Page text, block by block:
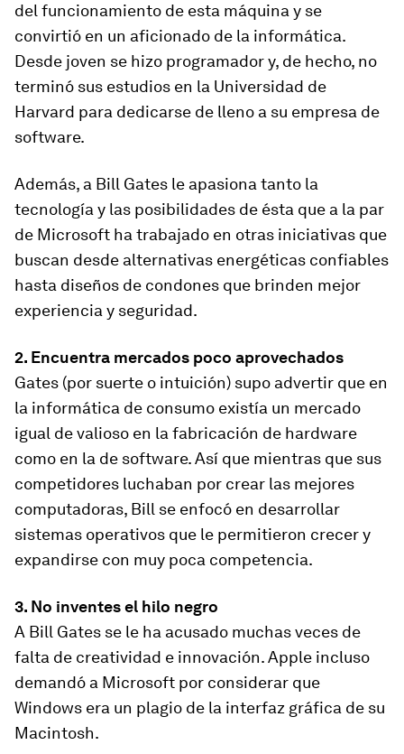
del funcionamiento de esta máquina y se
convirtió en un aficionado de la informática.
Desde joven se hizo programador y, de hecho, no
terminó sus estudios en la Universidad de
Harvard para dedicarse de lleno a su empresa de
software.
Además, a Bill Gates le apasiona tanto la
tecnología y las posibilidades de ésta que a la par
de Microsoft ha trabajado en otras iniciativas que
buscan desde alternativas energéticas confiables
hasta diseños de condones que brinden mejor
experiencia y seguridad.
2. Encuentra mercados poco aprovechados
Gates (por suerte o intuición) supo advertir que en
la informática de consumo existía un mercado
igual de valioso en la fabricación de hardware
como en la de software. Así que mientras que sus
competidores luchaban por crear las mejores
computadoras, Bill se enfocó en desarrollar
sistemas operativos que le permitieron crecer y
expandirse con muy poca competencia.
3. No inventes el hilo negro
A Bill Gates se le ha acusado muchas veces de
falta de creatividad e innovación. Apple incluso
demandó a Microsoft por considerar que
Windows era un plagio de la interfaz gráfica de su
Macintosh.